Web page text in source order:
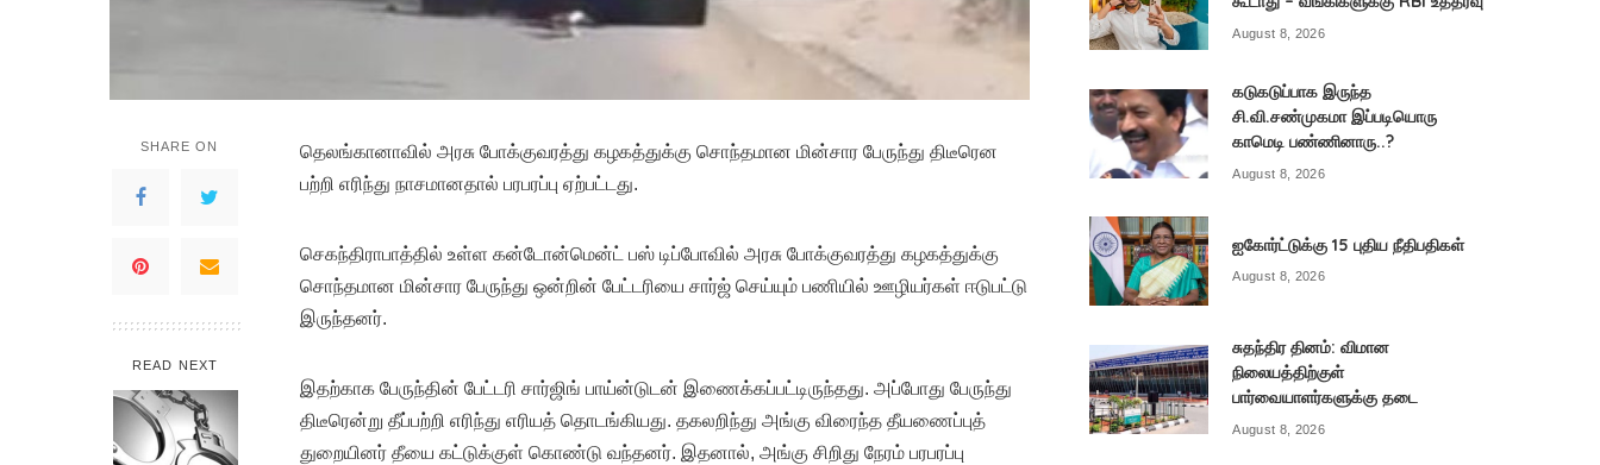
SHARE ON
READ NEXT
தெலங்கானாவில் அரசு போக்குவரத்து கழகத்துக்கு சொந்தமான மின்சார பேருந்து திடீரென
பற்றி எரிந்து நாசமானதால் பரபரப்பு ஏற்பட்டது.
செகந்திராபாத்தில் உள்ள கன்டோன்மென்ட் பஸ் டிப்போவில் அரசு போக்குவரத்து கழகத்துக்கு
சொந்தமான மின்சார பேருந்து ஒன்றின் பேட்டரியை சார்ஜ் செய்யும் பணியில் ஊழியர்கள் ஈடுபட்டு
இருந்தனர்.
இதற்காக பேருந்தின் பேட்டரி சார்ஜிங் பாய்ன்டுடன் இணைக்கப்பட்டிருந்தது. அப்போது பேருந்து
திடீரென்று தீப்பற்றி எரிந்து எரியத் தொடங்கியது. தகலறிந்து அங்கு விரைந்த தீயணைப்புத்
துறையினர் தீயை கட்டுக்குள் கொண்டு வந்தனர். இதனால், அங்கு சிறிது நேரம் பரபரப்பு
August 8, 2026
கடுகடுப்பாக இருந்த
சி.வி.சண்முகமா இப்படியொரு
காமெடி பண்ணினாரு..?
August 8, 2026
ஐகோர்ட்டுக்கு 15 புதிய நீதிபதிகள்
August 8, 2026
சுதந்திர தினம்: விமான
நிலையத்திற்குள்
பார்வையாளர்களுக்கு தடை
August 8, 2026